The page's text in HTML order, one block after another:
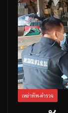
เหล่าทัพ-ตำรวจ